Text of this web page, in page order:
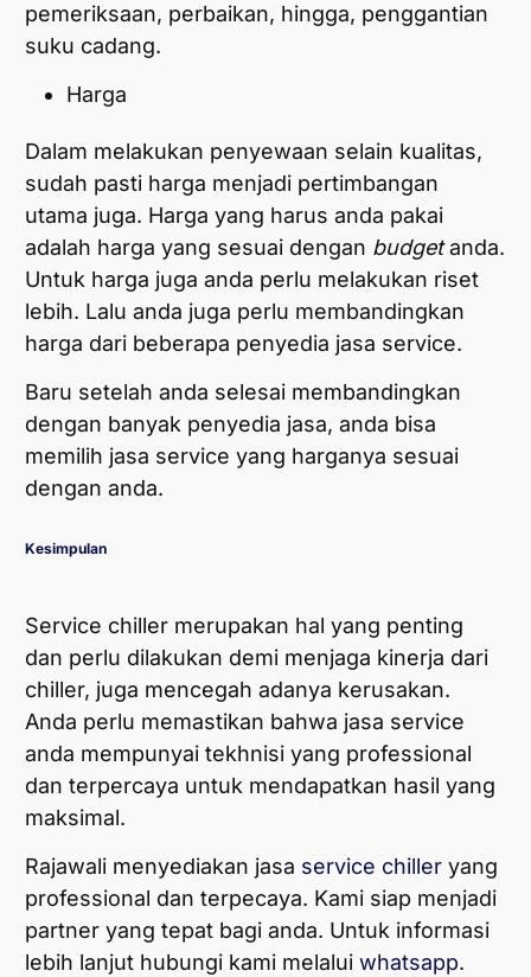
pemeriksaan, perbaikan, hingga, penggantian
suku cadang.
Harga
Dalam melakukan penyewaan selain kualitas,
sudah pasti harga menjadi pertimbangan
utama juga. Harga yang harus anda pakai
adalah harga yang sesuai dengan budgetanda.
Untuk harga juga anda perlu melakukan riset
lebih. Lalu anda juga perlu membandingkan
harga dari beberapa penyedia jasa service.
Baru setelah anda selesai membandingkan
dengan banyak penyedia jasa, anda bisa
memilih jasa service yang harganya sesuai
dengan anda.
Kesimpulan
Service chiller merupakan hal yang penting
dan perlu dilakukan demi menjaga kinerja dari
chiller, juga mencegah adanya kerusakan.
Anda perlu memastikan bahwa jasa service
anda mempunyai tekhnisi yang professional
dan terpercaya untuk mendapatkan hasil yang
maksimal.
Rajawali menyediakan jasa service chiller yang
professional dan terpecaya. Kami siap menjadi
partner yang tepat bagi anda. Untuk informasi
lebih lanjut hubungi kami melalui whatsapp.